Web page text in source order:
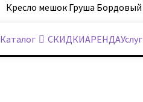
Каталог СКИДКИАРЕНДА
Кресло мешок Груша Бордовый